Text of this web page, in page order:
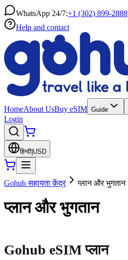
WhatsApp 24/7:+1 (302) 899-2888
Help and contact
HomeAbout UsBuy eSIM Guide
Login
हिन्दी USD
Gohub सहायता केंद्र प्लान और भुगतान
प्लान और भुगतान
Gohub eSIM प्लान